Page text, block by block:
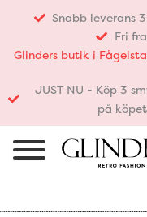
innehåll
Snabb leverans
Fri
Glinders butik i
JUST NU - Köp 3
på